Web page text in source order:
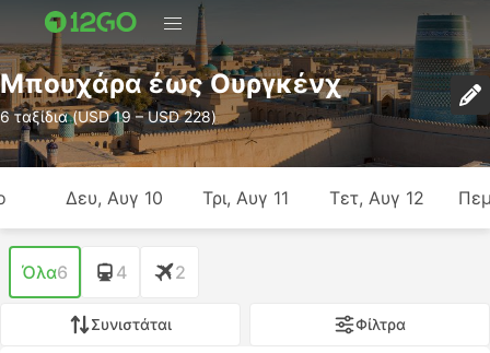
Μπουχάρα έως Ουργκένχ
6 ταξίδια (USD 19 – USD 228)
Δευ, Αυγ 10 Τρι, Αυγ 11 Τετ, Αυγ 12
Όλα6 4 2
Συνιστάται Φίλτρα